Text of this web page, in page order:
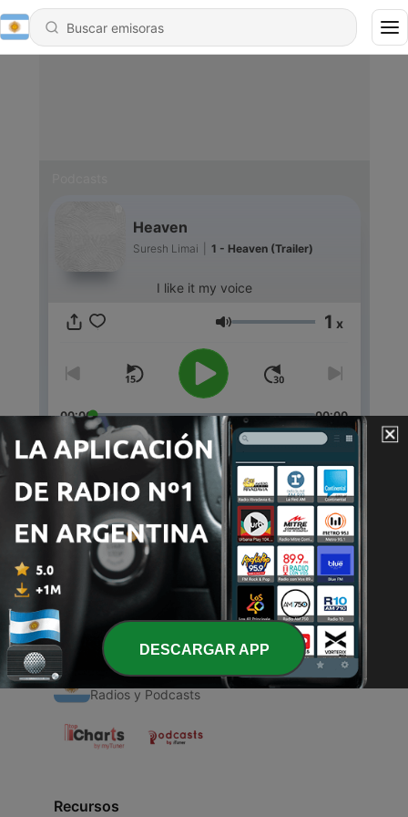
Heaven
Suresh Limai 1 - Heaven (Trailer)
I like it my voice
Volumen 1 x
00:00 00:00
Episodios
1 - Heaven (Trailer)
23 abr. 2020
Radios Argentinas
Radios y Podcasts
Recursos
DESCARGAR APP